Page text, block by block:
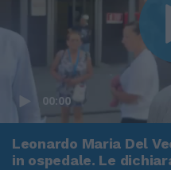
00:00
Leonardo Maria Del
in ospedale. Le